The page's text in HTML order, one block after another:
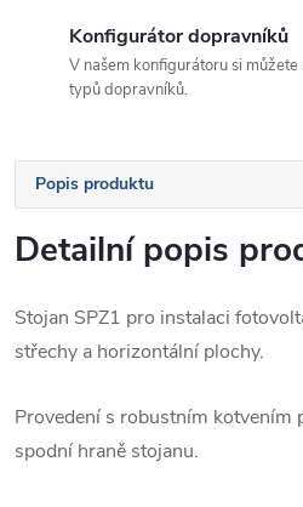
Konfigurátor dopravníků
V našem konfigurátoru si
typů dopravníků.
Popis produktu
Detailní popis
Stojan SPZ1 pro instalaci
střechy a horizontální plochy.
Provedení s robustním kotvením
spodní hraně stojanu.